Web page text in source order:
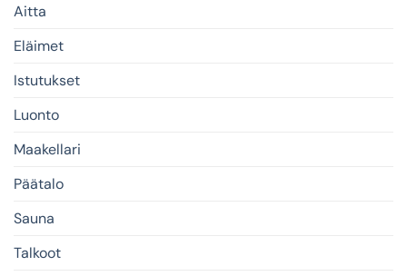
Aitta
Eläimet
Istutukset
Luonto
Maakellari
Päätalo
Sauna
Talkoot